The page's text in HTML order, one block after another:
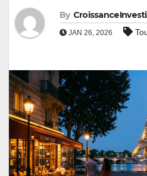
By
JAN 26, 2026